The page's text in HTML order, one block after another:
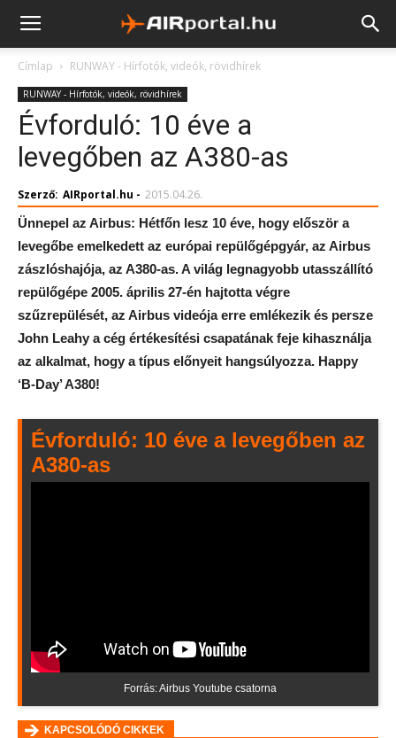
Címlap RUNWAY - Hírfotók, videók, rövidhírek
RUNWAY - Hírfotók, videók, rövidhírek
Évforduló: 10 éve a
levegőben az A380-as
Szerző: AIRportal.hu - 2015.04.26.
Ünnepel az Airbus: Hétfőn lesz 10 éve, hogy először a
levegőbe emelkedett az európai repülőgépgyár, az Airbus
zászlóshajója, az A380-as. A világ legnagyobb utasszállító
repülőgépe 2005. április 27-én hajtotta végre
szűzrepülését, az Airbus videója erre emlékezik és persze
John Leahy a cég értékesítési csapatának feje kihasználja
az alkalmat, hogy a típus előnyeit hangsúlyozza. Happy
‘B-Day’ A380!
Évforduló: 10 éve a levegőben az
A380-as
Forrás: Airbus Youtube csatorna
KAPCSOLÓDÓ CIKKEK